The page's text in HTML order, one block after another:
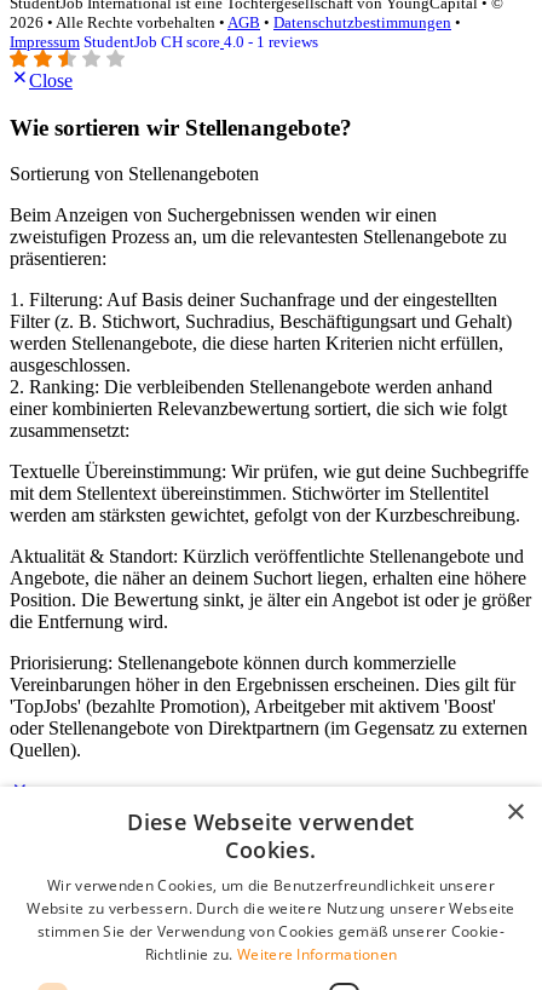
2026 • Alle Rechte vorbehalten • AGB • Datenschutzbestimmungen •
Impressum StudentJob CH score 4.0 - 1 reviews
Close
Wie sortieren wir Stellenangebote?
Sortierung von Stellenangeboten
Beim Anzeigen von Suchergebnissen wenden wir einen
zweistufigen Prozess an, um die relevantesten Stellenangebote zu
präsentieren:
1. Filterung: Auf Basis deiner Suchanfrage und der eingestellten
Filter (z. B. Stichwort, Suchradius, Beschäftigungsart und Gehalt)
werden Stellenangebote, die diese harten Kriterien nicht erfüllen,
ausgeschlossen.
2. Ranking: Die verbleibenden Stellenangebote werden anhand
einer kombinierten Relevanzbewertung sortiert, die sich wie folgt
zusammensetzt:
Textuelle Übereinstimmung: Wir prüfen, wie gut deine Suchbegriffe
mit dem Stellentext übereinstimmen. Stichwörter im Stellentitel
werden am stärksten gewichtet, gefolgt von der Kurzbeschreibung.
Aktualität & Standort: Kürzlich veröffentlichte Stellenangebote und
Angebote, die näher an deinem Suchort liegen, erhalten eine höhere
Position. Die Bewertung sinkt, je älter ein Angebot ist oder je größer
die Entfernung wird.
Priorisierung: Stellenangebote können durch kommerzielle
Vereinbarungen höher in den Ergebnissen erscheinen. Dies gilt für
'TopJobs' (bezahlte Promotion), Arbeitgeber mit aktivem 'Boost'
oder Stellenangebote von Direktpartnern (im Gegensatz zu externen
Quellen).
Login für Unternehmen
E-Mail*
Passwort
Angemeldet bleiben
×
Diese Webseite verwendet
Cookies.
Wir verwenden Cookies, um die Benutzerfreundlichkeit unserer
Website zu verbessern. Durch die weitere Nutzung unserer Webseite
stimmen Sie der Verwendung von Cookies gemäß unserer Cookie-
Richtlinie zu. Weitere Informationen